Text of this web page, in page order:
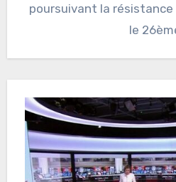
poursuivant la résistance
le